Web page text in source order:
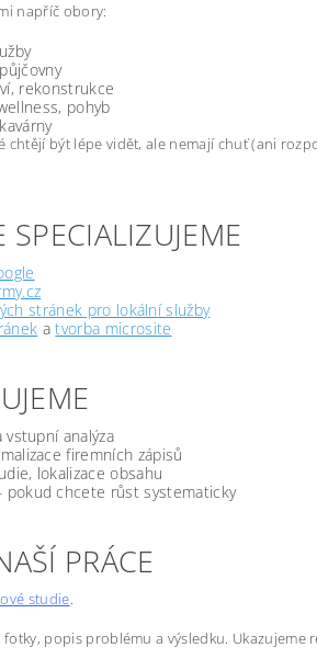
napříč obory:
rekonstrukce
pohyb
chtějí být lépe vidět, ale nemají chuť (ani
SPECIALIZUJEME
stránek pro lokální služby
atvorba microsite
vstupní analýza
firemních zápisů
lokalizace obsahu
pokud chcete růst systematicky
PRÁCE
studie.
popis problému a výsledku. Ukazujeme